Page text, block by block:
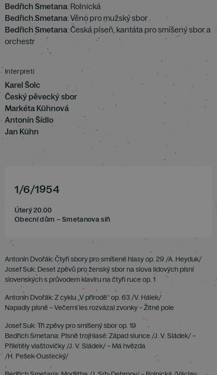
Bedřich Smetana: Rolnická
Bedřich Smetana: Věno pro mužský sbor
Bedřich Smetana: Česká píseň, kantáta pro smíšený sbor a
orchestr
Interpreti
Karel Šolc
Český pěvecký sbor
Markéta Kühnová
Antonín Šídlo
Jan Kühn
1/6/1954
Úterý 20.00
Obecní dům – Smetanova síň
Antonín Dvořák: Čtyři sbory pro smíšené hlasy op. 29 /A. Heyduk/
Josef Suk: Deset zpěvů pro ženský sbor na slova lidových písní
slovenských s průvodem klavíru na čtyři ruce op. 1
Antonín Dvořák: Z cyklu „V přírodě“ op. 63 /V. Hálek/
Napadly písně – Večerní les rozvázal zvonky – Žitné pole
Josef Suk: Tři zpěvy pro smíšený sbor op. 19
Bedřich Smetana: Písně trojhlasé: Západ slunce /J. V. Sládek/ –
Přiletěly vlaštovičky /J. V. Sládek/ – Má hvězda
/H. Pešek-Oustecký/